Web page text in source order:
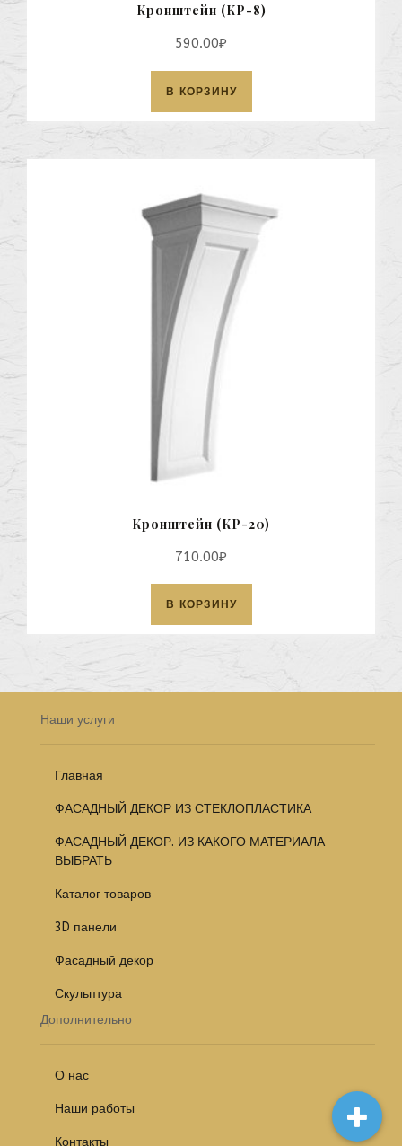
Кронштейн (КР-8)
590.00₽
В КОРЗИНУ
Кронштейн (КР-20)
710.00₽
В КОРЗИНУ
Наши услуги
Главная
ФАСАДНЫЙ ДЕКОР ИЗ СТЕКЛОПЛАСТИКА
ФАСАДНЫЙ ДЕКОР. ИЗ КАКОГО МАТЕРИАЛА
ВЫБРАТЬ
Каталог товаров
3D панели
Фасадный декор
Скульптура
Дополнительно
О нас
Наши работы
Контакты